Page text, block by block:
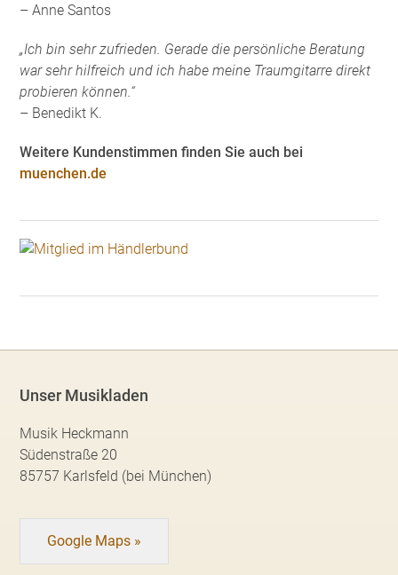
– Anne Santos
„Ich bin sehr zufrieden. Gerade die persönliche Beratung
war sehr hilfreich und ich habe meine Traumgitarre direkt
probieren können.“
– Benedikt K.
Weitere Kundenstimmen finden Sie auch bei
muenchen.de
Unser Musikladen
Musik Heckmann
Südenstraße 20
85757 Karlsfeld (bei München)
Google Maps »